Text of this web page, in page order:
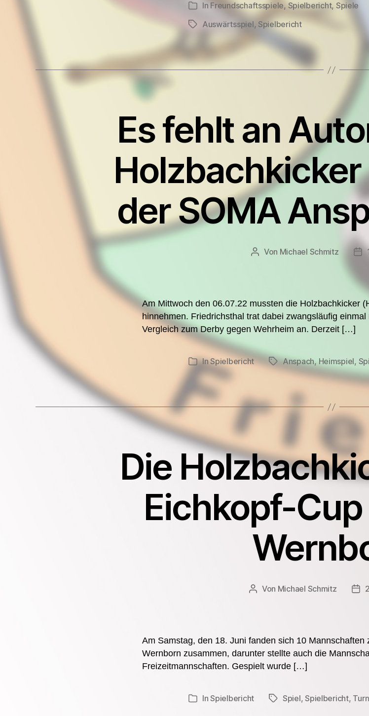
Kategorien
In Freundschaftsspiele, Spielbericht, Spiele
Schlagwörter
Auswärtsspiel, Spielbericht
Es fehlt an
der SOMA
Beitragsautor
Von Michael Schmitz
Am Mittwoch den 06.07.22 mussten die Holzbachkicker
hinnehmen. Friedrichsthal trat dabei zwangsläufig
Vergleich zum Derby gegen Wehrheim an. Derzeit […]
Kategorien
InSpielbericht Schlagwörter
Anspach, Heimspiel,
Die
Eichkopf-
Beitragsautor
Von Michael Schmitz
Am Samstag, den 18. Juni fanden sich 10
Wernborn zusammen, darunter stellte auch die
Freizeitmannschaften. Gespielt wurde […]
Kategorien
InSpielbericht Schlagwörter
Spiel,Spielbericht,